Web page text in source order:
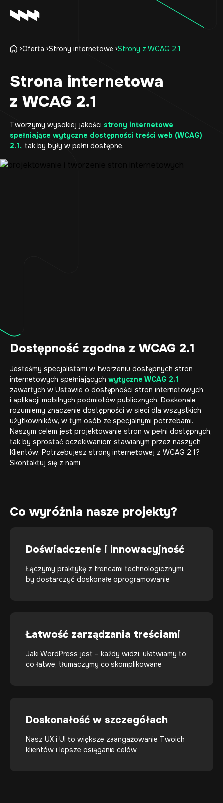
O firmie
Kariera
Kontakt
Oferta Strony internetowe Strony z WCAG 2.1
Strona internetowa
z WCAG 2.1
Tworzymy wysokiej jakości strony internetowe
spełniające wytyczne dostępności treści web (WCAG)
2.1., tak by były w pełni dostępne.
Dostępność zgodna z WCAG 2.1
Jesteśmy specjalistami w tworzeniu dostępnych stron
internetowych spełniających wytyczne WCAG 2.1
zawartych w Ustawie o dostępności stron internetowych
i aplikacji mobilnych podmiotów publicznych. Doskonale
rozumiemy znaczenie dostępności w sieci dla wszystkich
użytkowników, w tym osób ze specjalnymi potrzebami.
Naszym celem jest projektowanie stron w pełni dostępnych,
tak by sprostać oczekiwaniom stawianym przez naszych
Klientów. Potrzebujesz strony internetowej z WCAG 2.1?
Skontaktuj się z nami
Co wyróżnia nasze projekty?
Doświadczenie i innowacyjność
Łączymy praktykę z trendami technologicznymi,
by dostarczyć doskonałe oprogramowanie
Łatwość zarządzania treściami
Jaki WordPress jest – każdy widzi, ułatwiamy to
co łatwe, tłumaczymy co skomplikowane
Doskonałość w szczegółach
Nasz UX i UI to większe zaangażowanie Twoich
klientów i lepsze osiąganie celów